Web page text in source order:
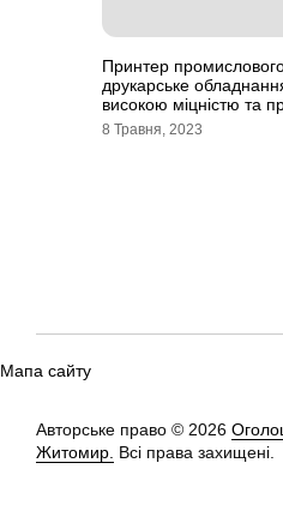
Принтер
друкарське
високою міцністю та
8 Травня, 2023
Мапа сайту
Авторське право © 2026
Житомир. Всі права захищені.